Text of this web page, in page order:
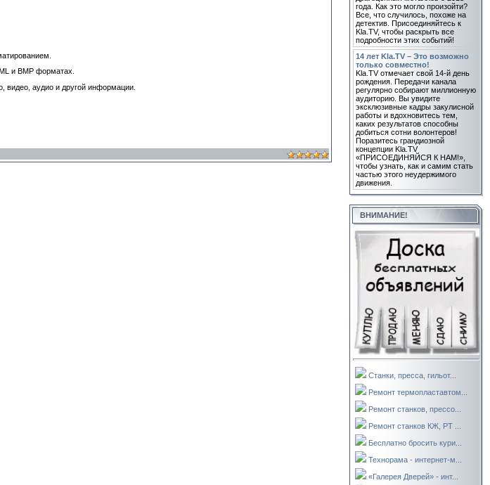
и BMP форматах.
видео, аудио и другой информации.
года. Как это могло произойти?
Все, что случилось, похоже на
детектив. Присоединяйтесь к
Kla.TV, чтобы раскрыть все
подробности этих событий!
14 лет Kla.TV – Это возможно
только совместно!
Kla.TV отмечает свой 14-й день
рождения. Передачи канала
регулярно собирают миллионную
аудиторию. Вы увидите
эксклюзивные кадры закулисной
работы и вдохновитесь тем,
каких результатов способны
добиться сотни волонтеров!
Поразитесь грандиозной
концепции Kla.TV
«ПРИСОЕДИНЯЙСЯ К НАМ!»,
чтобы узнать, как и самим стать
частью этого неудержимого
движения.
ВНИМАНИЕ!
Станки, пресса, гильот...
Ремонт термопластавтом...
Ремонт станков, прессо...
Ремонт станков КЖ, РТ ...
Бесплатно бросить кури...
Технорама - интернет-м...
«Галерея Дверей» - инт...